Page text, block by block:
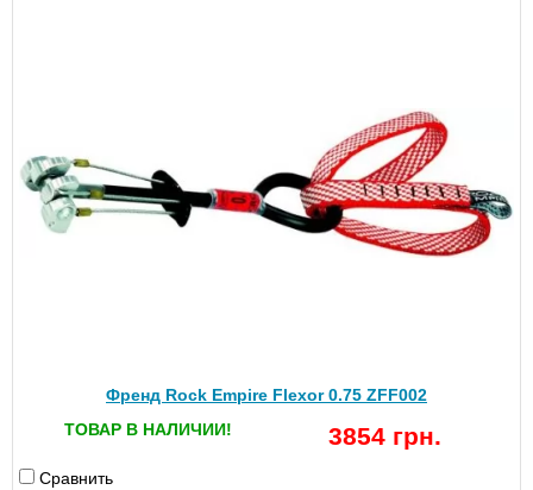
Френд Rock Empire Flexor 0.75 ZFF002
ТОВАР В НАЛИЧИИ!
3854 грн.
Сравнить